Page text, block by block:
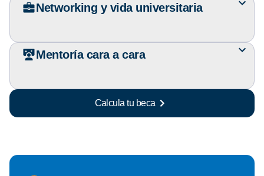
Networking y vida universitaria
Mentoría cara a cara
Calcula tu beca